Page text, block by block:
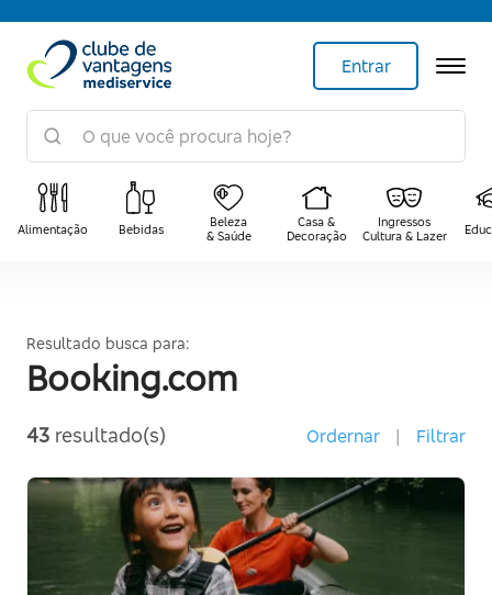
Entrar
Alimentação Bebidas
Beleza
& Saúde
Casa &
Decoração
Ingressos
Cultura & Lazer
Resultado busca para:
Booking.com
43 resultado(s) Ordernar | Filtrar